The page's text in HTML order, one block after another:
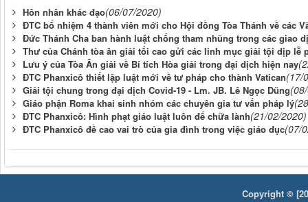
Hôn nhân khác đạo(06/07/2020)
ĐTC bổ nhiệm 4 thành viên mới cho Hội đồng Tòa Thánh về các
Đức Thánh Cha ban hành luật chống tham nhũng trong các giao
Thư của Chánh tòa ân giải tối cao gửi các linh mục giải tội dịp lễ
Lưu ý của Tòa Ân giải về Bí tích Hòa giải trong đại dịch hiện nay
ĐTC Phanxicô thiết lập luật mới về tư pháp cho thành Vatican(17/
Giải tội chung trong đại dịch Covid-19 - Lm. JB. Lê Ngọc Dũng
Giáo phận Roma khai sinh nhóm các chuyên gia tư vấn pháp lý
ĐTC Phanxicô: Hình phạt giáo luật luôn để chữa lành(21/02/2020)
ĐTC Phanxicô đề cao vai trò của gia đình trong việc giáo dục(07/
Copyright ©